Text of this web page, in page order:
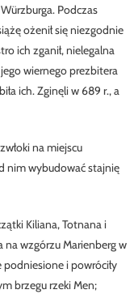
Podczas
ożenił się niezgodnie
ich zganił, nielegalna
wiernego prezbitera
ich. Zginęli w 689 r., a
na miejscu
nim wybudować stajnię
Kiliana, Totnana i
na wzgórzu Marienberg w
podniesione i powróciły
brzegu rzeki Men;